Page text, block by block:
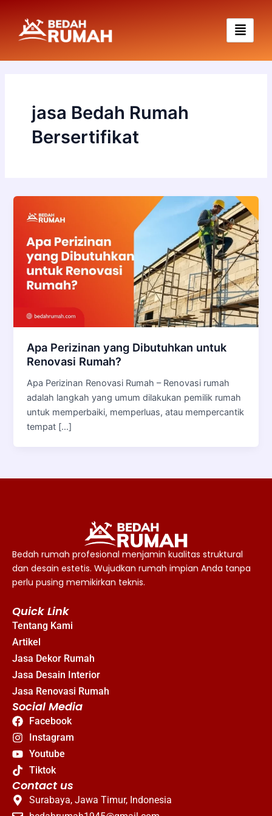
content
jasa Bedah Rumah
Bersertifikat
Apa Perizinan yang Dibutuhkan untuk
Renovasi Rumah?
Apa Perizinan Renovasi Rumah – Renovasi rumah
adalah langkah yang umum dilakukan pemilik rumah
untuk memperbaiki, memperluas, atau mempercantik
tempat […]
Bedah rumah profesional menjamin kualitas struktural
dan desain estetis. Wujudkan rumah impian Anda tanpa
perlu pusing memikirkan teknis.
Quick Link
Tentang Kami
Artikel
Jasa Dekor Rumah
Jasa Desain Interior
Jasa Renovasi Rumah
Social Media
Facebook
Instagram
Youtube
Tiktok
Contact us
Surabaya, Jawa Timur, Indonesia